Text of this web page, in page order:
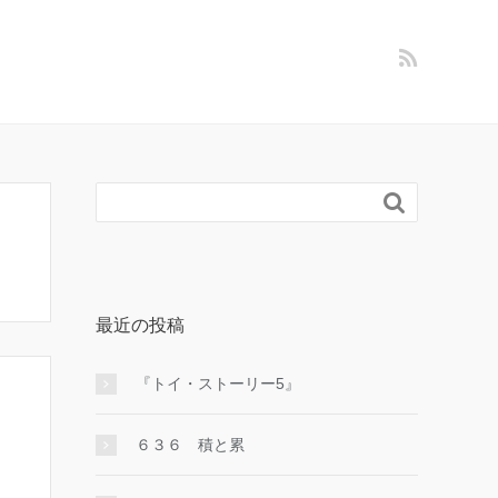

最近の投稿
『トイ・ストーリー5』
６３６ 積と累